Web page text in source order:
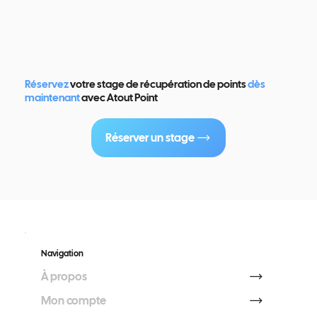
Réservezvotre stage de récupération de pointsdès
maintenantavec Atout Point
Réserver un stage
Navigation
À propos
Mon compte